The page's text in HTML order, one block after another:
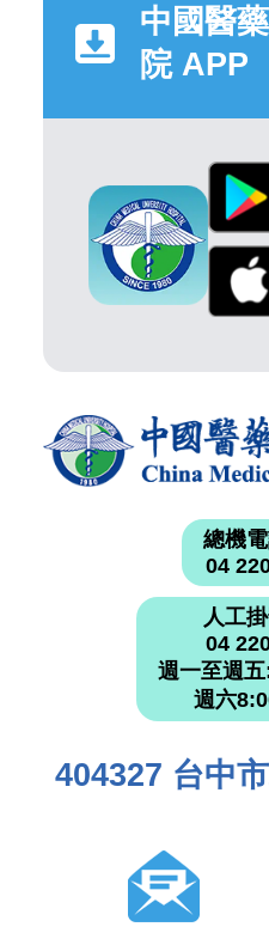
中國醫
院 APP
總機
04
人工
04
週一至週
週六
404327 台中